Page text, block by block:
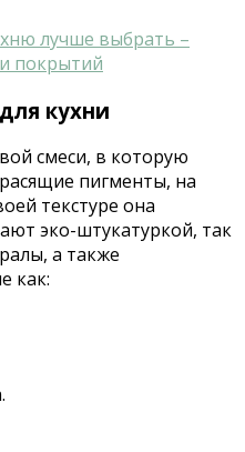
лучше выбрать –
покрытий
кухни
смеси, в которую
пигменты, на
текстуре она
эко-штукатуркой, так
а также
как: